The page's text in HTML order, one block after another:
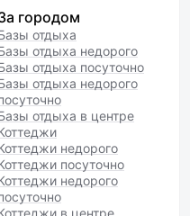
городом
отдыха
отдыха недорого
отдыха посуточно
отдыха недорого
отдыха в центре
недорого
посуточно
недорого
в центре